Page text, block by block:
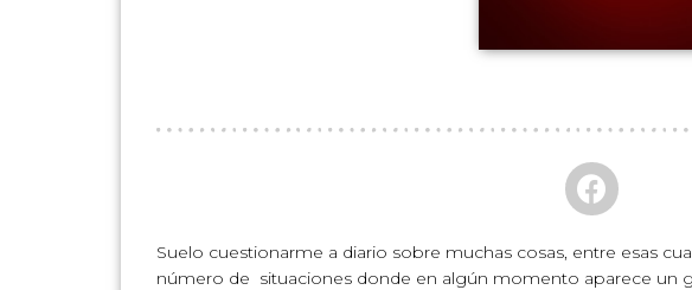
Suelo cuestionarme a diario sobre muchas cosas, entre esas
número de situaciones donde en algún momento aparece un